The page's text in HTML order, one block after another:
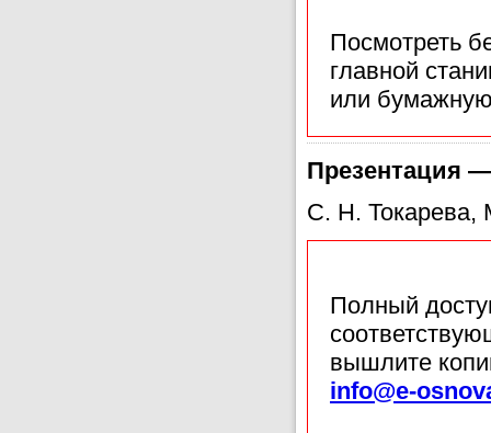
Посмотреть
главной
или
Презентация
С. Н.
Полный
вышлите
info@e-